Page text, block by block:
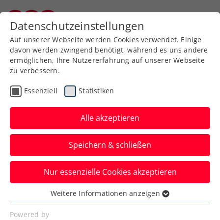
Zurück zur Newsübersicht
Turniere
ITF Annenheim:
Gasparovic kämpft um
Viertelfinale und WTA-
Ranking
Die Niederösterreicherin steht bei der
Damenturnierserie in Kärnten im
Achtelfinale.
Datenschutzeinstellungen
Auf unserer Webseite werden Cookies verwendet. Einige
davon werden zwingend benötigt, während es uns andere
ermöglichen, Ihre Nutzererfahrung auf unserer Webseite
zu verbessern.
Essenziell Statistiken
Alle akzeptieren
Speichern & schließen
Nur essenzielle Cookies akzeptieren
Essenziell
Essenzielle Cookies werden für grundlegende
Weitere Informationen anzeigen
Powered by